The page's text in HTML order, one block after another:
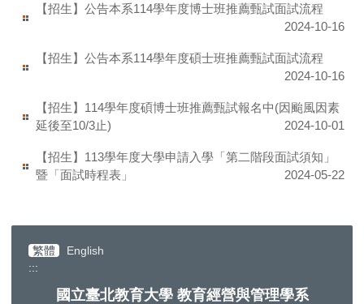
【招生】公告本系114學年度博士班推薦甄試面試流程
2024-10-16
【招生】公告本系114學年度碩士班推薦甄試面試流程
2024-10-16
【招生】114學年度碩博士班推薦甄試報名中(因颱風因素
延後至10/3止)
2024-10-01
【招生】113學年度大學申請入學「第二階段面試須知」
暨「面試時程表」
2024-05-22
繁體
English
:::
國立臺北教育大學 教育經營與管理學系